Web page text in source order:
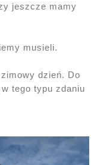
jeszcze mamy
musieli.
dzień. Do
tego typu zdaniu